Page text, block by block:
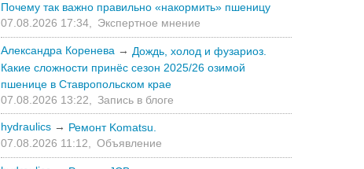
Почему так важно правильно «накормить» пшеницу
07.08.2026 17:34,
Экспертное мнение
Александра Коренева → Дождь, холод и фузариоз.
Какие сложности принёс сезон 2025/26 озимой
пшенице в Ставропольском крае
07.08.2026 13:22,
Запись в блоге
hydraulics → Ремонт Komatsu.
07.08.2026 11:12,
Объявление